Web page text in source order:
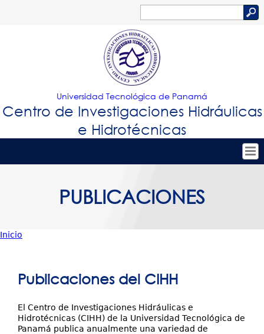
Jump to navigation
de
búsqueda
Universidad Tecnológica de Panamá
Centro de Investigaciones Hidráulicas
e Hidrotécnicas
Nuestro Centro
Investigación y Desarrollo
Extensión
Laboratorios
PUBLICACIONES
está
Inicio
Publicaciones del CIHH
El Centro de Investigaciones Hidráulicas e
Hidrotécnicas (CIHH) de la Universidad Tecnológica de
Panamá publica anualmente una variedad de